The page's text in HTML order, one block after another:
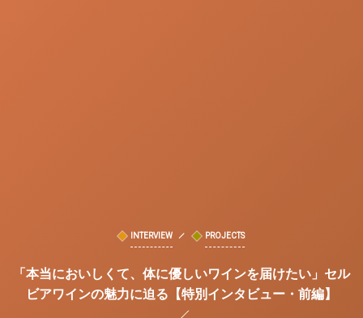
INTERVIEW PROJECTS
「本当においしくて、体に優しいワインを届けたい」セル
ビアワインの魅力に迫る【特別インタビュー・前編】